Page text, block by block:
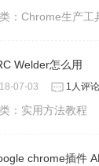
：Chrome生产工
Welder怎么用
07-03 1人评论
： 实用方法教程
chrome插件